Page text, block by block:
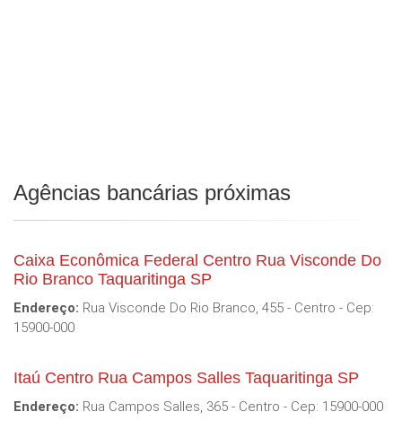
Agências bancárias próximas
Caixa Econômica Federal Centro Rua Visconde Do
Rio Branco Taquaritinga SP
Endereço: Rua Visconde Do Rio Branco, 455 - Centro - Cep:
15900-000
Itaú Centro Rua Campos Salles Taquaritinga SP
Endereço: Rua Campos Salles, 365 - Centro - Cep: 15900-000